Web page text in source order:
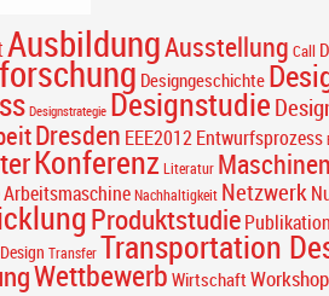
AusbildungAusstellung Call
Designgeschichte
Designstrategie Designstudie
Dresden EEE2012Entwurfsprozess
KonferenzLiteratur
Nachhaltigkeit Netzwerk
Produktstudie
Transfer Transportation
Wettbewerb Wirtschaft Workshop